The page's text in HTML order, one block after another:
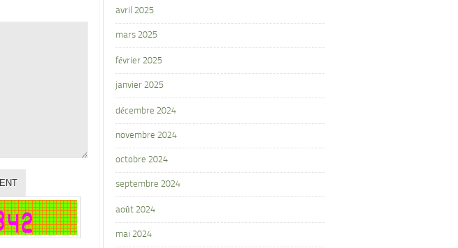
avril 2025
mars 2025
février 2025
janvier 2025
décembre 2024
novembre 2024
octobre 2024
septembre 2024
août 2024
mai 2024